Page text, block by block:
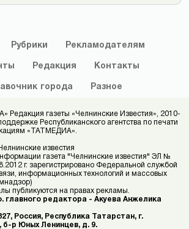
Рубрики Рекламодателям
Редакция Контакты
города Разное
газеты «Челнинские Известия», 2010-
Республиканского агентства по печати
«ТАТМЕДИА».
известия
газета "Челнинские известия" ЭЛ №
г. зарегистрировано Федеральной службой
информационных технологий и массовых
публикуются на правах рекламы.
главного редактора - Акуева Анжелика
Россия, Республика Татарстан, г.
р Юных Ленинцев, д. 9.